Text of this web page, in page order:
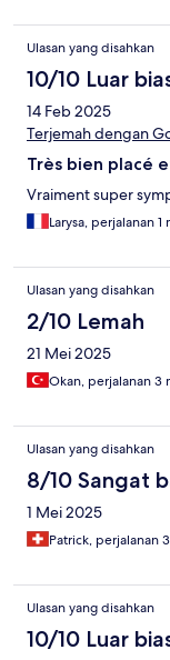
Ulasan yang disahkan
10/10 Luar
14 Feb 2025
Terjemah dengan
Très bien placé
Vraiment super
Larysa, perjalanan 1
Ulasan yang disahkan
2/10 Lemah
21 Mei 2025
Okan, perjalanan 3
Ulasan yang disahkan
8/10 Sangat
1 Mei 2025
Patrick, perjalanan
Ulasan yang disahkan
10/10 Luar